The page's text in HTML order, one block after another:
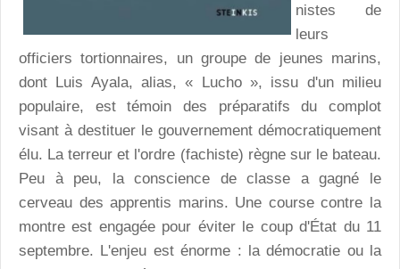
nistes de
leurs
officiers tortionnaires, un groupe de jeunes marins,
dont Luis Ayala, alias, « Lucho », issu d'un milieu
populaire, est témoin des préparatifs du complot
visant à destituer le gouvernement démocratiquement
élu. La terreur et l'ordre (fachiste) règne sur le bateau.
Peu à peu, la conscience de classe a gagné le
cerveau des apprentis marins. Une course contre la
montre est engagée pour éviter le coup d'État du 11
septembre. L'enjeu est énorme : la démocratie ou la